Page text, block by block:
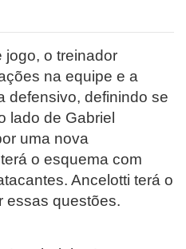
jogo, o treinador
na equipe e a
defensivo, definindo se
lado de Gabriel
uma nova
o esquema com
Ancelotti terá o
essas questões.